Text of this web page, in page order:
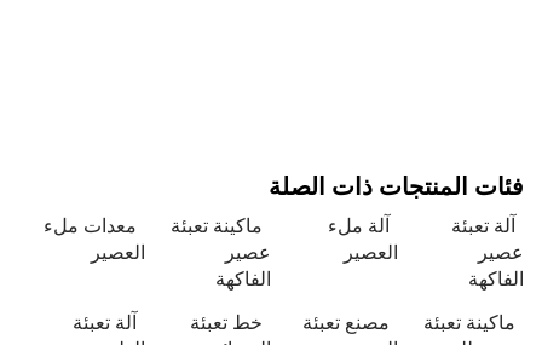
المنتجات ذات الصلة
آلة ملء
العصير
ماكينة تعبئة
الفاكهة
معدات ملء
العصير
تعبئة
مصنع تعبئة
خط تعبئة
آلة تعبئة